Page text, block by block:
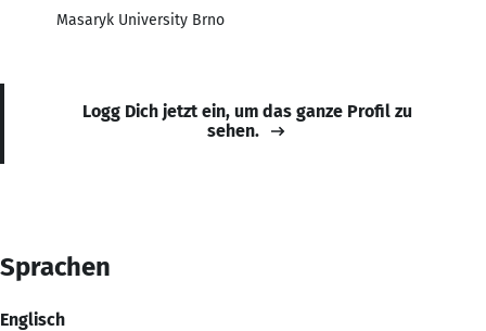
Masaryk University Brno
Logg Dich jetzt ein, um das ganze Profil zu
sehen.
Sprachen
Englisch